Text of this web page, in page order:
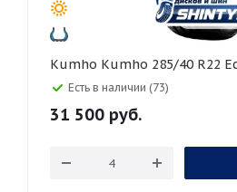
Kumho Kumho 285/40
Есть в наличии (73)
31 500 руб.